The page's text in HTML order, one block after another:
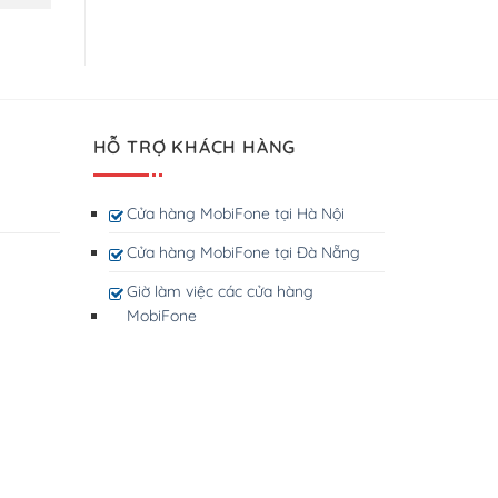
HỖ TRỢ KHÁCH HÀNG
Cửa hàng MobiFone tại Hà Nội
Cửa hàng MobiFone tại Đà Nẵng
Giờ làm việc các cửa hàng
MobiFone